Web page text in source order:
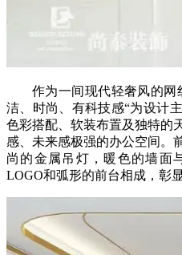
作为一间现代轻奢风的网
洁、时尚、有科技感“为设计
色彩搭配、软装布置及独特的
感、未来感极强的办公空间。
尚的金属吊灯，暖色的墙面
LOGO和弧形的前台相成，彰